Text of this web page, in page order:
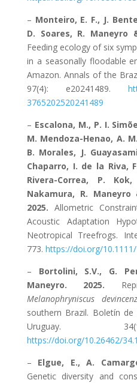
– Monteiro, E. F., J.
D. Soares, R. Maneyro
Feeding ecology of six
in a seasonally floodable
Amazon. Annals of the
97(4): e20241489.
3765202520241489
– Escalona, M., P. I.
M. Mendoza-Henao, A.
B. Morales, J.
Chaparro, I. de la Riva,
Rivera-Correa, P.
Nakamura, R. Maneyro
2025. Allometric
Acoustic Adaptation
Neotropical Treefrogs.
773. https://doi.org/
– Bortolini, S.V., G.
Maneyro. 2025.
Melanophryniscus
southern Brazil. Boletín
Uruguay.
https://doi.org/10.26462/
– Elgue, E., A.
Genetic diversity and